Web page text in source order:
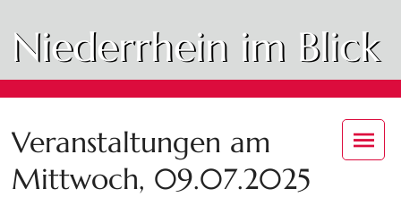
Niederrhein im Blick
Veranstaltungen am
Mittwoch, 09.07.2025